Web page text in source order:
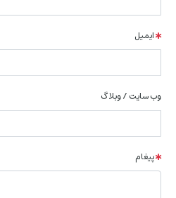
ایمیل
وب سایت / وبلاگ
پیغام